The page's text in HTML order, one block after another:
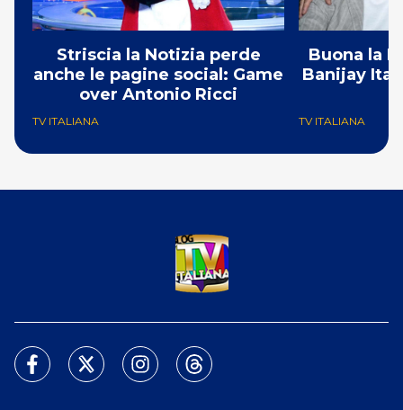
Striscia la Notizia perde
anche le pagine social: Game
over Antonio Ricci
TV ITALIANA
Buona la
Banijay
TV ITALIANA